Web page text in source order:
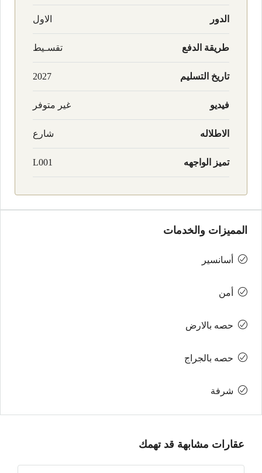
الدور الاول
طريقة الدفع تقسـيط
تاريخ التسليم 2027
فيديو غير متوفر
الاطلاله شارع
تميز الواجهه L001
المميزات والخدمات
أسانسير
أمن
حصه بالارض
حصه بالجراج
شرفة
عقارات مشابهة قد تهمك